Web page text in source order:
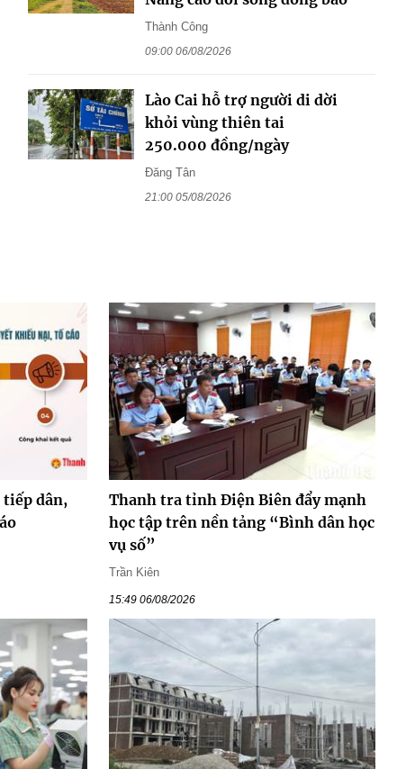
Thành Công
09:00 06/08/2026
Lào Cai hỗ trợ người di dời
khỏi vùng thiên tai
250.000 đồng/ngày
Đăng Tân
21:00 05/08/2026
tiếp dân,
Thanh tra tỉnh Điện Biên đẩy mạnh
học tập trên nền tảng “Bình dân học
vụ số”
Trần Kiên
15:49 06/08/2026